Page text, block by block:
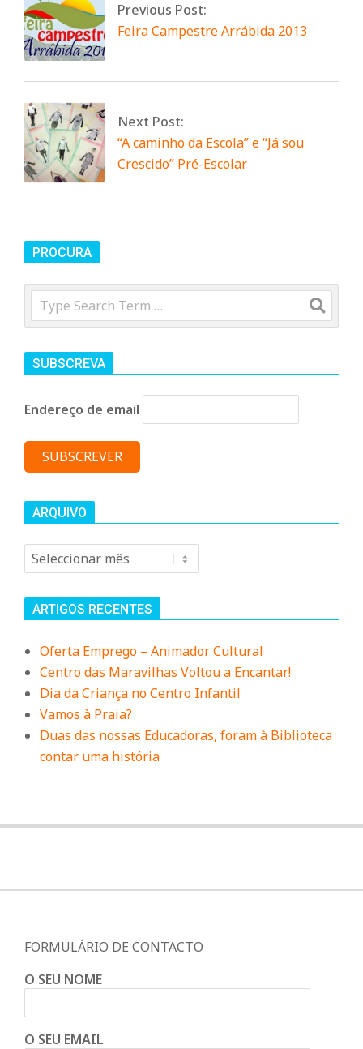
n
d
e
Previous Post:
Feira Campestre Arrábida 2013
Next Post:
“A caminho da Escola” e “Já sou
Crescido” Pré-Escolar
PROCURA
Search
SUBSCREVA
Endereço de email
ARQUIVO
Arquivo
ARTIGOS RECENTES
Oferta Emprego – Animador Cultural
Centro das Maravilhas Voltou a Encantar!
Dia da Criança no Centro Infantil
Vamos à Praia?
Duas das nossas Educadoras, foram à Biblioteca
contar uma história
FORMULÁRIO DE CONTACTO
O SEU NOME
O SEU EMAIL